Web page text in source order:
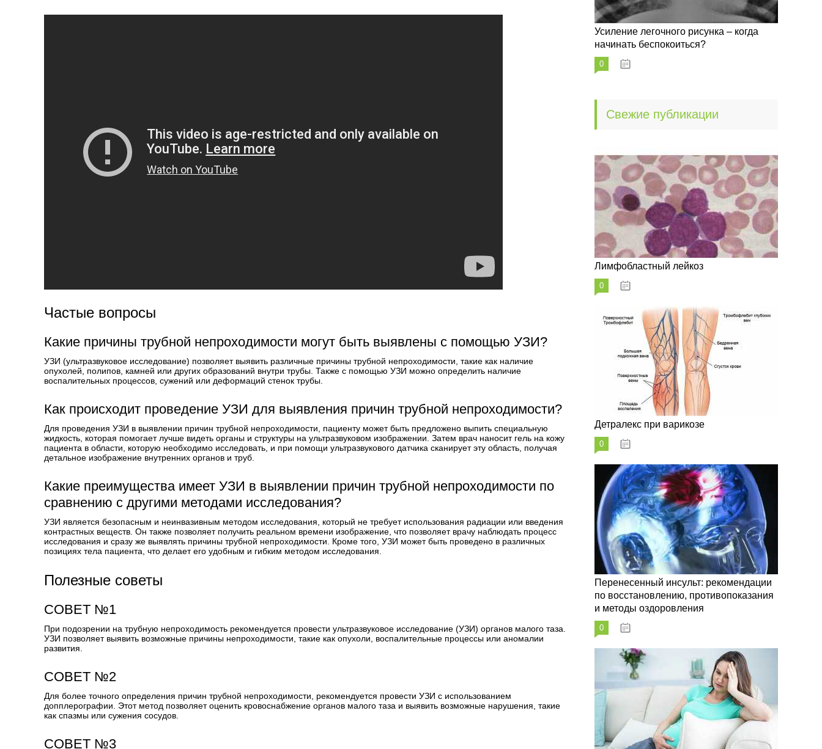
Частые вопросы
Какие причины трубной непроходимости могут быть выявлены с помощью УЗИ?
УЗИ (ультразвуковое исследование) позволяет выявить различные причины трубной непроходимости, такие как наличие
опухолей, полипов, камней или других образований внутри трубы. Также с помощью УЗИ можно определить наличие
воспалительных процессов, сужений или деформаций стенок трубы.
Как происходит проведение УЗИ для выявления причин трубной непроходимости?
Для проведения УЗИ в выявлении причин трубной непроходимости, пациенту может быть предложено выпить специальную
жидкость, которая помогает лучше видеть органы и структуры на ультразвуковом изображении. Затем врач наносит гель на кожу
пациента в области, которую необходимо исследовать, и при помощи ультразвукового датчика сканирует эту область, получая
детальное изображение внутренних органов и труб.
Какие преимущества имеет УЗИ в выявлении причин трубной непроходимости по
сравнению с другими методами исследования?
УЗИ является безопасным и неинвазивным методом исследования, который не требует использования радиации или введения
контрастных веществ. Он также позволяет получить реальном времени изображение, что позволяет врачу наблюдать процесс
исследования и сразу же выявлять причины трубной непроходимости. Кроме того, УЗИ может быть проведено в различных
позициях тела пациента, что делает его удобным и гибким методом исследования.
Полезные советы
СОВЕТ №1
При подозрении на трубную непроходимость рекомендуется провести ультразвуковое исследование (УЗИ) органов малого таза.
УЗИ позволяет выявить возможные причины непроходимости, такие как опухоли, воспалительные процессы или аномалии
развития.
СОВЕТ №2
Для более точного определения причин трубной непроходимости, рекомендуется провести УЗИ с использованием
допплерографии. Этот метод позволяет оценить кровоснабжение органов малого таза и выявить возможные нарушения, такие
как спазмы или сужения сосудов.
СОВЕТ №3
Усиление легочного рисунка – когда
начинать беспокоиться?
0
Свежие публикации
Лимфобластный лейкоз
0
Детралекс при варикозе
0
Перенесенный инсульт: рекомендации
по восстановлению, противопоказания
и методы оздоровления
0